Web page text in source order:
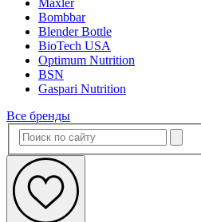
Bombbar
Blender Bottle
BioTech USA
Optimum Nutrition
BSN
Gaspari Nutrition
Все бренды